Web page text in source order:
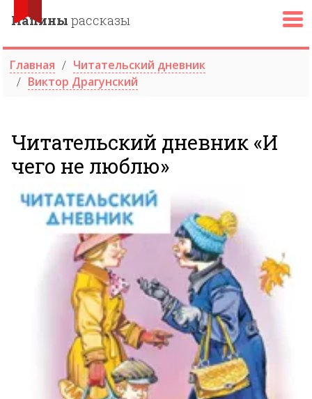
Папины рассказы
Главная
Читательский дневник
Виктор Драгунский
Читательский дневник «И
чего не люблю»